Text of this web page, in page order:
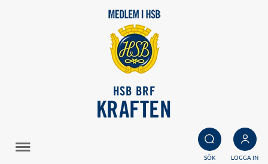
HSB BRF
KRAFTEN
SÖK LOGGA IN